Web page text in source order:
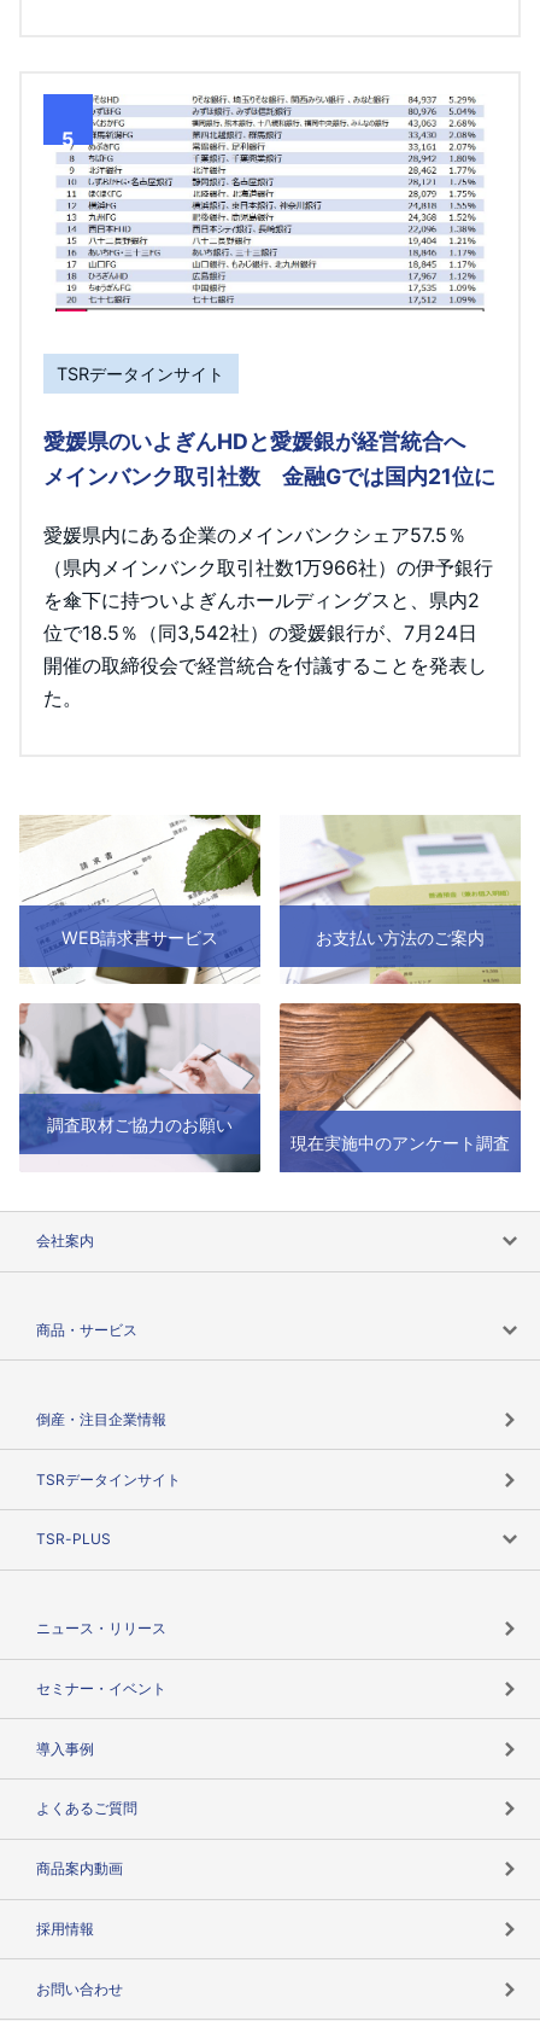
5
TSRデータインサイト
愛媛県のいよぎんHDと愛媛銀が経営統合へ
メインバンク取引社数 金融Gでは国内21位に
愛媛県内にある企業のメインバンクシェア57.5％
（県内メインバンク取引社数1万966社）の伊予銀行
を傘下に持ついよぎんホールディングスと、県内2
位で18.5％（同3,542社）の愛媛銀行が、7月24日
開催の取締役会で経営統合を付議することを発表し
た。
WEB請求書サービス お支払い方法のご案内
調査取材ご協力のお願い
現在実施中のアンケート調査
会社案内
商品・サービス
倒産・注目企業情報
TSRデータインサイト
TSR-PLUS
ニュース・リリース
セミナー・イベント
導入事例
よくあるご質問
商品案内動画
採用情報
お問い合わせ